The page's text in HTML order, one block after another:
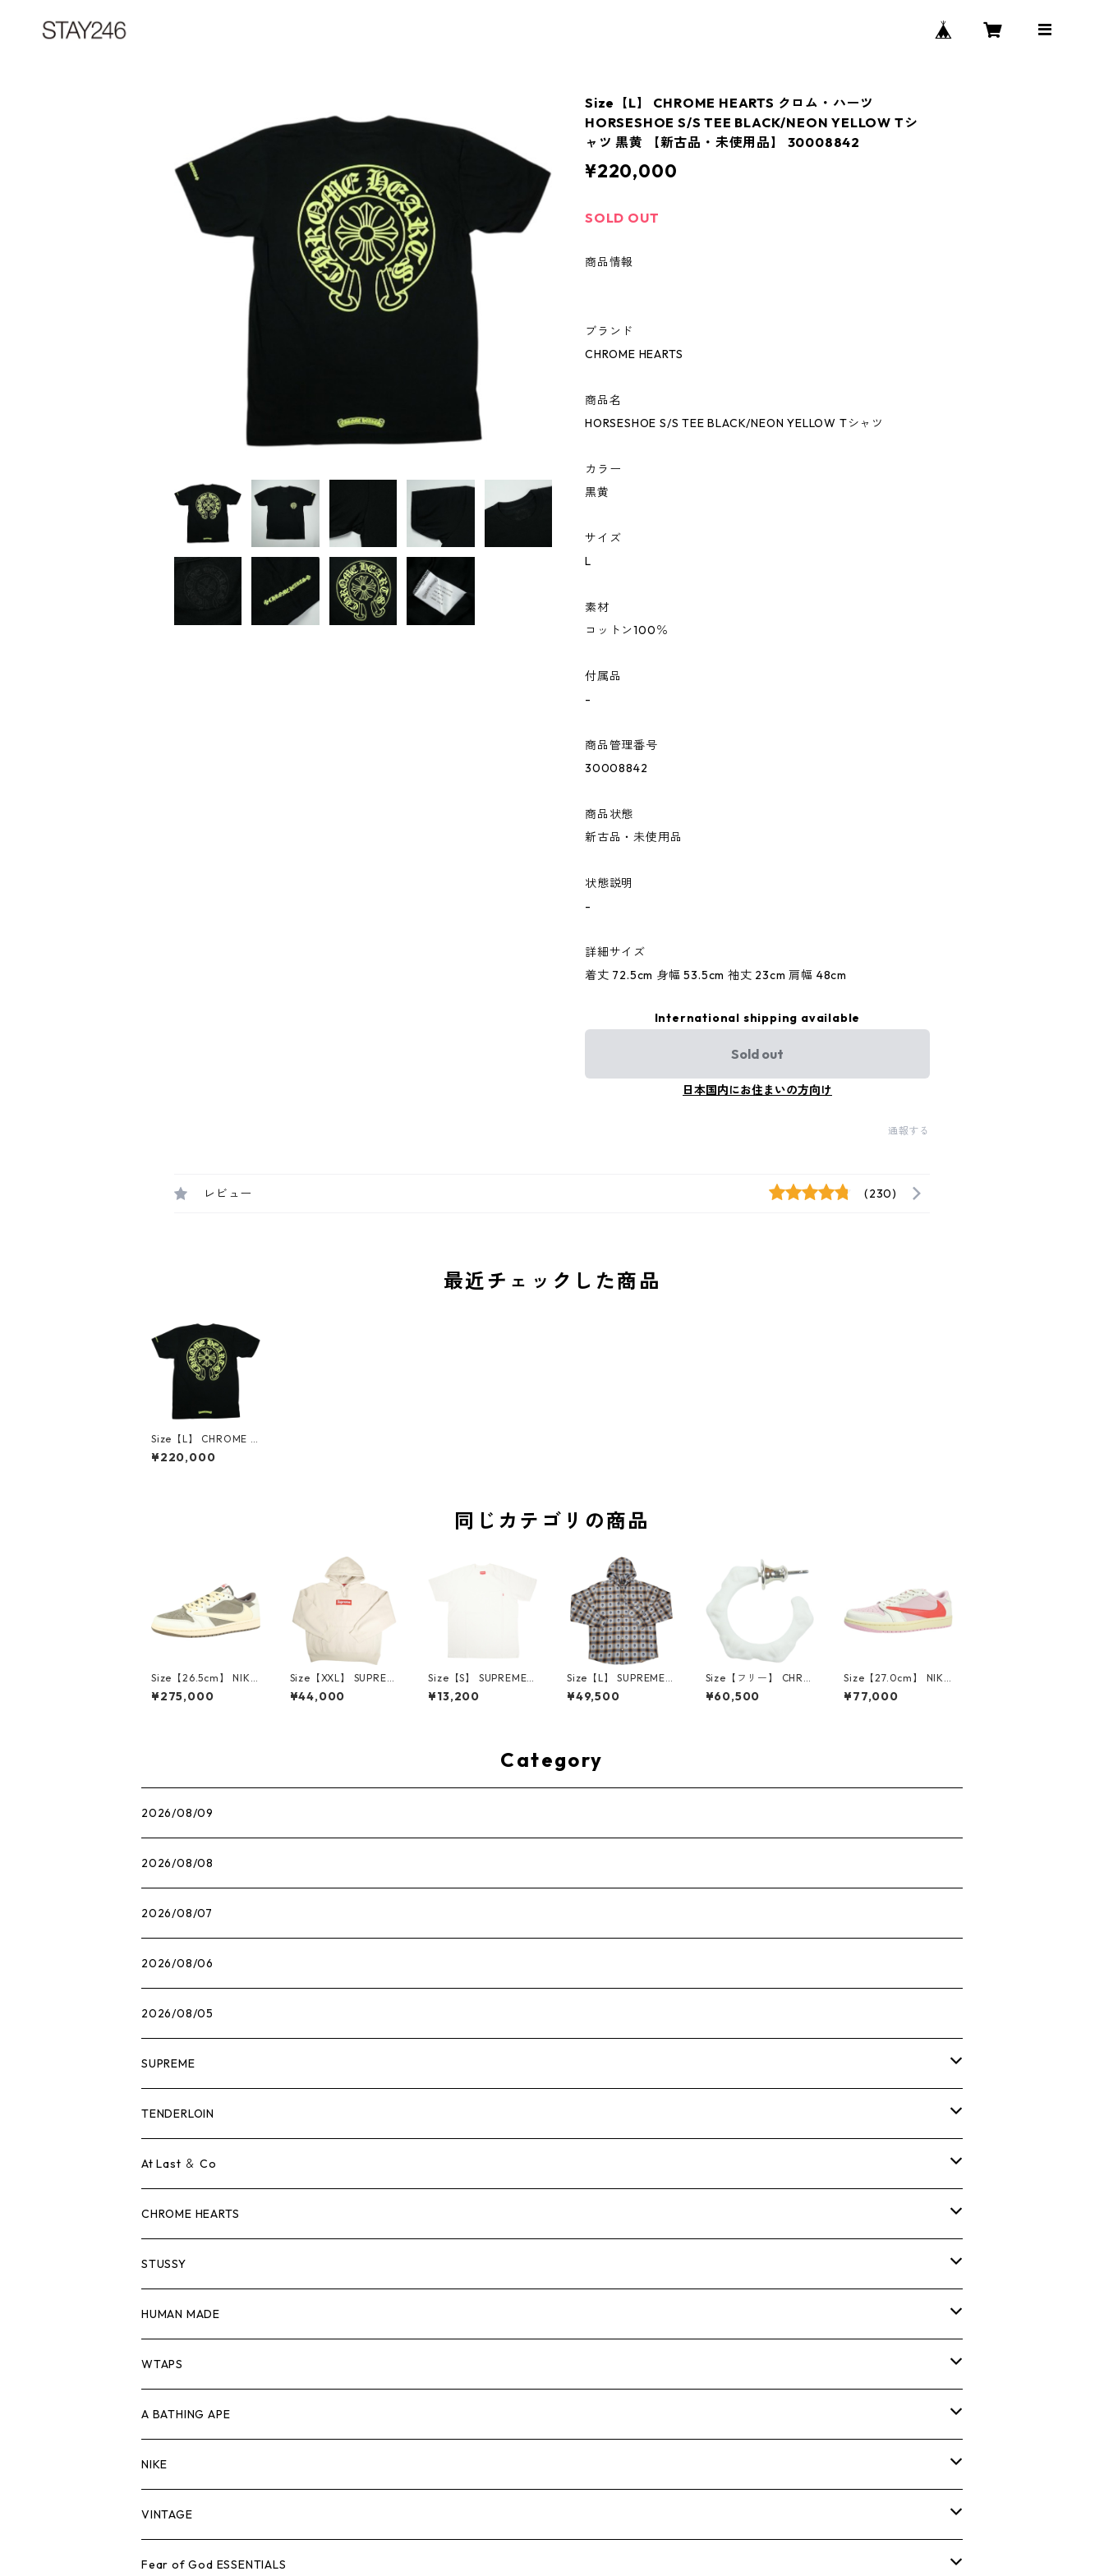
Size【L】 CHROME HEARTS クロム・ハーツ
HORSESHOE S/S TEE BLACK/NEON YELLOW Tシ
ャツ 黒黄 【新古品・未使用品】 30008842
¥220,000
SOLD OUT
商品情報
ブランド
CHROME HEARTS
商品名
HORSESHOE S/S TEE BLACK/NEON YELLOW Tシャツ
カラー
黒黄
サイズ
L
素材
コットン100％
付属品
-
商品管理番号
30008842
商品状態
新古品・未使用品
状態説明
-
詳細サイズ
着丈 72.5cm 身幅 53.5cm 袖丈 23cm 肩幅 48cm
International shipping available
Sold out
日本国内にお住まいの方向け
通報する
レビュー (230)
最近チェックした商品
Size【L】 CHROME H
EARTS クロム・ハーツ
HORSESHOE S/S TEE
¥220,000
同じカテゴリの商品
Size【26.5cm】 NIKE
ナイキ ×Travis Scott
AIR JORDAN 1 LOW
¥275,000
Size【XXL】 SUPREM
E シュプリーム 24AW
Box Logo Hooded Sw
¥44,000
Size【S】 SUPREME
シュプリーム S/S Poc
ket Tee White Tシャ
¥13,200
Size【L】 SUPREME
シュプリーム ×Numbe
r (N)ine 25FW Hoode
¥49,500
Size【フリー】 CHRO
ME HEARTS クロム・
ハーツ CH Cross SING
¥60,500
Size【27.0cm】 NIKE
ナイキ ×Travis Scott
AIR JORDAN 1 LOW
¥77,000
Category
2026/08/09
2026/08/08
2026/08/07
2026/08/06
2026/08/05
SUPREME
Tシャツ
ロンTEE
スウェット/ニット
シャツ
ジャケット
パンツ
キャップ・ハット
バッグ
シューズ
小物
TENDERLOIN
Tシャツ
ロンTEE
スウェット/ニット
シャツ
ジャケット
パンツ
キャップ・ハット
バッグ
シューズ
At Last ＆ Co
Tシャツ
ロンTEE
スウェット/ニット
シャツ
ジャケット
パンツ
キャップ・ハット
バッグ
CHROME HEARTS
Tシャツ
ロンTEE
スウェット/ニット
シャツ
ジャケット
パンツ
キャップ・ハット
STUSSY
Tシャツ
ロンTEE
スウェット/ニット
シャツ
ジャケット
パンツ
HUMAN MADE
Tシャツ
ロンT
スウェット/ニット
シャツ
ジャケット
WTAPS
Tシャツ
ロンTEE
スウェット/ニット
シャツ
A BATHING APE
Tシャツ
ロンTEE
スウェット/ニット
NIKE
シューズ
AIR JORDAN 1
アパレル・小物
VINTAGE
Tシャツ
Fear of God ESSENTIALS